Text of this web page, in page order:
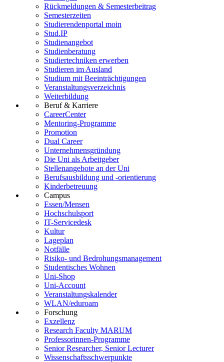
Rückmeldungen & Semesterbeitrag
Semesterzeiten
Studierendenportal moin
Stud.IP
Studienangebot
Studienberatung
Studiertechniken erwerben
Studieren im Ausland
Studium mit Beeinträchtigungen
Veranstaltungsverzeichnis
Weiterbildung
Beruf & Karriere
CareerCenter
Mentoring-Programme
Promotion
Dual Career
Unternehmensgründung
Die Uni als Arbeitgeber
Stellenangebote an der Uni
Berufsausbildung und -orientierung
Kinderbetreuung
Campus
Essen/Mensen
Hochschulsport
IT-Servicedesk
Kultur
Lageplan
Notfälle
Risiko- und Bedrohungsmanagement
Studentisches Wohnen
Uni-Shop
Uni-Account
Veranstaltungskalender
WLAN/eduroam
Forschung
Exzellenz
Research Faculty MARUM
Professorinnen-Programme
Senior Researcher, Senior Lecturer
Wissenschaftsschwerpunkte